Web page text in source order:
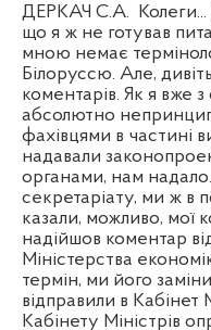
ДЕРКАЧ С.А. Колеги...
що я ж не готував
мною немає
Білоруссю. Але,
коментарів. Як я вже
абсолютно
фахівцями в частині
надавали
органами, нам
секретаріату, ми ж в
казали, можливо, мої
надійшов коментар
Міністерства
термін, ми його
відправили в Кабінет
Кабінету Міністрів